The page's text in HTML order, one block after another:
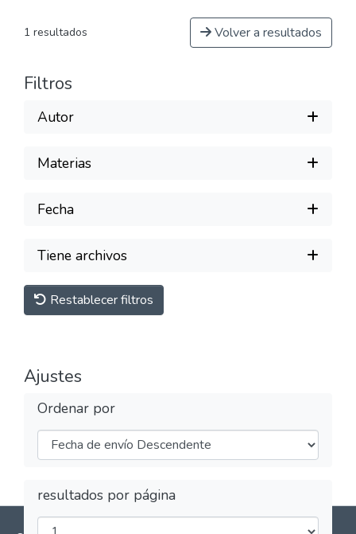
1 resultados Volver a resultados
Filtros
Autor
Materias
Fecha
Tiene archivos
Restablecer filtros
Ajustes
Ordenar por
resultados por página
Software DSpacecopyright © 2002-2026LYRASIS